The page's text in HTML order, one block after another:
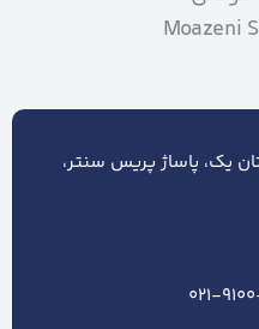
Moazeni
یک، پاساژ پریس سنتر،
021-